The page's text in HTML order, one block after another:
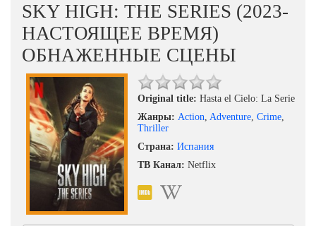
SKY HIGH: THE SERIES (2023-
НАСТОЯЩЕЕ ВРЕМЯ)
ОБНАЖЕННЫЕ СЦЕНЫ
Original title: Hasta el Cielo: La Serie
Жанры: Action, Adventure, Crime,
Thriller
Страна: Испания
ТВ Канал: Netflix